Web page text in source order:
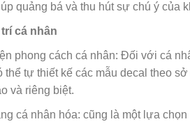
quảng bá và thu hút sự chú ý của
cá nhân
phong cách cá nhân: Đối với cá
thể tự thiết kế các mẫu decal theo
và riêng biệt.
cá nhân hóa: cũng là một lựa